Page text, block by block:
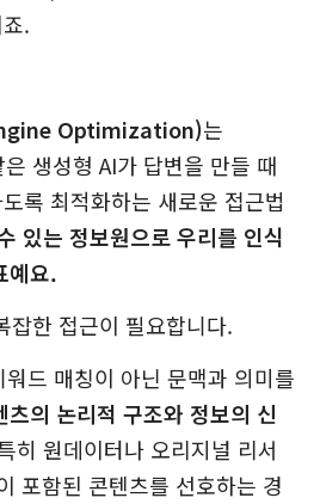
.
Optimization)는
생성형 AI가 답변을 만들 때
록 최적화하는 새로운 접근법
있는 정보원으로 우리를 인식
예요.
잡한 접근이 필요합니다.
드 매칭이 아닌 문맥과 의미를
츠의 논리적 구조와 정보의 신
히 원데이터나 오리지널 리서
포함된 콘텐츠를 선호하는 경